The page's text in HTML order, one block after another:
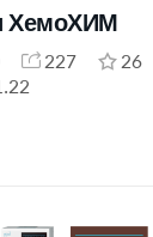
ХемоХИМ
227
26